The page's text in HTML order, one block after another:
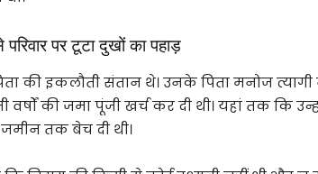
पर टूटा दुखों का पहाड़
की इकलौती संतान थे। उनके पिता मनोज
की जमा पूंजी खर्च कर दी थी। यहां तक कि
तक बेच दी थी।